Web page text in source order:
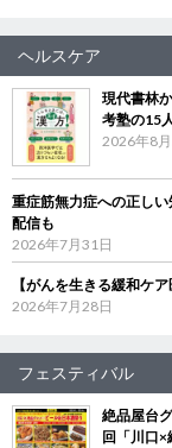
ヘルスケア
現代書林
考塾の15
2026年8
重症筋無力症への正し
配信も
2026年7月31日
【がんを生きる緩和ケ
2026年7月28日
フェスティバル
絶品屋台
回「川口